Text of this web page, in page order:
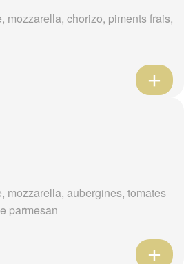
mozzarella, chorizo, piments frais,
mozzarella, aubergines, tomates
parmesan